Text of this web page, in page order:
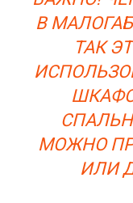
В
ТАК
МОЖНО
ИЛИ